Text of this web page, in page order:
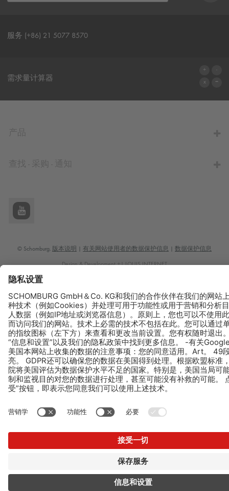
服务 (+86) 21 5077 8570
需求量计算器
© Schomburg. 版本说明 有关网站使用者的数据保护信息 数据保护信息
Design & Development +| LOUIS INTERNET